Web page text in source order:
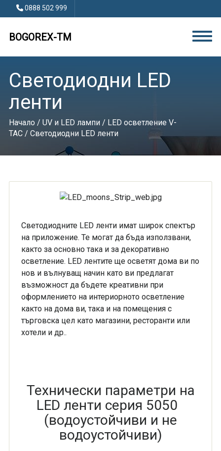
0888 502 999
BOGOREX-TM
Светодиодни LED
ленти
Начало / UV и LED лампи/ LED осветление V-
TAC/ Светодиодни LED ленти
Светодиодните LED ленти имат широк спектър
на приложение. Те могат да бъда използвани,
както за основно така и за декоративно
осветление. LED лентите ще осветят дома ви по
нов и вълнуващ начин като ви предлагат
възможност да бъдете креативни при
оформлението на интериорното осветление
както на дома ви, така и на помещения с
търговска цел като магазини, ресторанти или
хотели и др..
Технически параметри на
LED ленти серия 5050
(водоустойчиви и не
водоустойчиви)